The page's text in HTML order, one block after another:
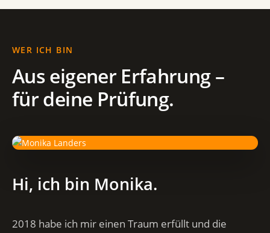
WER ICH BIN
Aus eigener Erfahrung –
für deine Prüfung.
Hi, ich bin Monika.
2018 habe ich mir einen Traum erfüllt und die